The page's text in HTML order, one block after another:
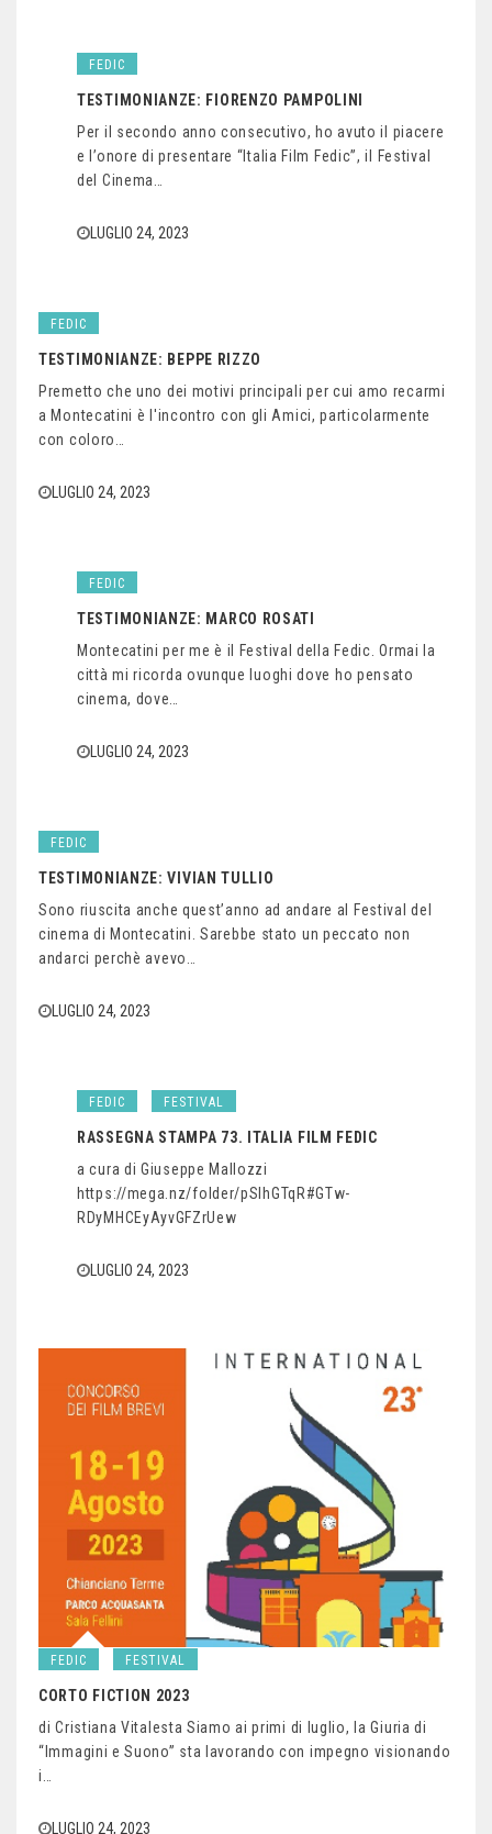
FEDIC
TESTIMONIANZE: FIORENZO PAMPOLINI
Per il secondo anno consecutivo, ho avuto il piacere
e l’onore di presentare “Italia Film Fedic”, il Festival
del Cinema…
LUGLIO 24, 2023
FEDIC
TESTIMONIANZE: BEPPE RIZZO
Premetto che uno dei motivi principali per cui amo recarmi
a Montecatini è l'incontro con gli Amici, particolarmente
con coloro…
LUGLIO 24, 2023
FEDIC
TESTIMONIANZE: MARCO ROSATI
Montecatini per me è il Festival della Fedic. Ormai la
città mi ricorda ovunque luoghi dove ho pensato
cinema, dove…
LUGLIO 24, 2023
FEDIC
TESTIMONIANZE: VIVIAN TULLIO
Sono riuscita anche quest’anno ad andare al Festival del
cinema di Montecatini. Sarebbe stato un peccato non
andarci perchè avevo…
LUGLIO 24, 2023
FEDIC FESTIVAL
RASSEGNA STAMPA 73. ITALIA FILM FEDIC
a cura di Giuseppe Mallozzi
https://mega.nz/folder/pSIhGTqR#GTw-
RDyMHCEyAyvGFZrUew
LUGLIO 24, 2023
FEDIC FESTIVAL
CORTO FICTION 2023
di Cristiana Vitalesta Siamo ai primi di luglio, la Giuria di
“Immagini e Suono” sta lavorando con impegno visionando
i…
LUGLIO 24, 2023